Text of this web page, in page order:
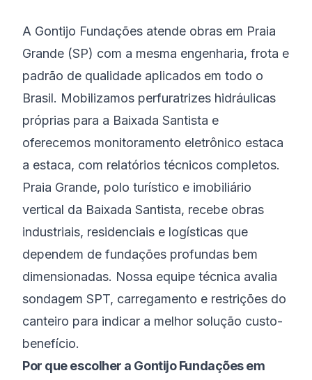
A Gontijo Fundações atende obras em Praia
Grande (SP) com a mesma engenharia, frota e
padrão de qualidade aplicados em todo o
Brasil. Mobilizamos perfuratrizes hidráulicas
próprias para a Baixada Santista e
oferecemos monitoramento eletrônico estaca
a estaca, com relatórios técnicos completos.
Praia Grande, polo turístico e imobiliário
vertical da Baixada Santista, recebe obras
industriais, residenciais e logísticas que
dependem de fundações profundas bem
dimensionadas. Nossa equipe técnica avalia
sondagem SPT, carregamento e restrições do
canteiro para indicar a melhor solução custo-
benefício.
Por que escolher a Gontijo Fundações em